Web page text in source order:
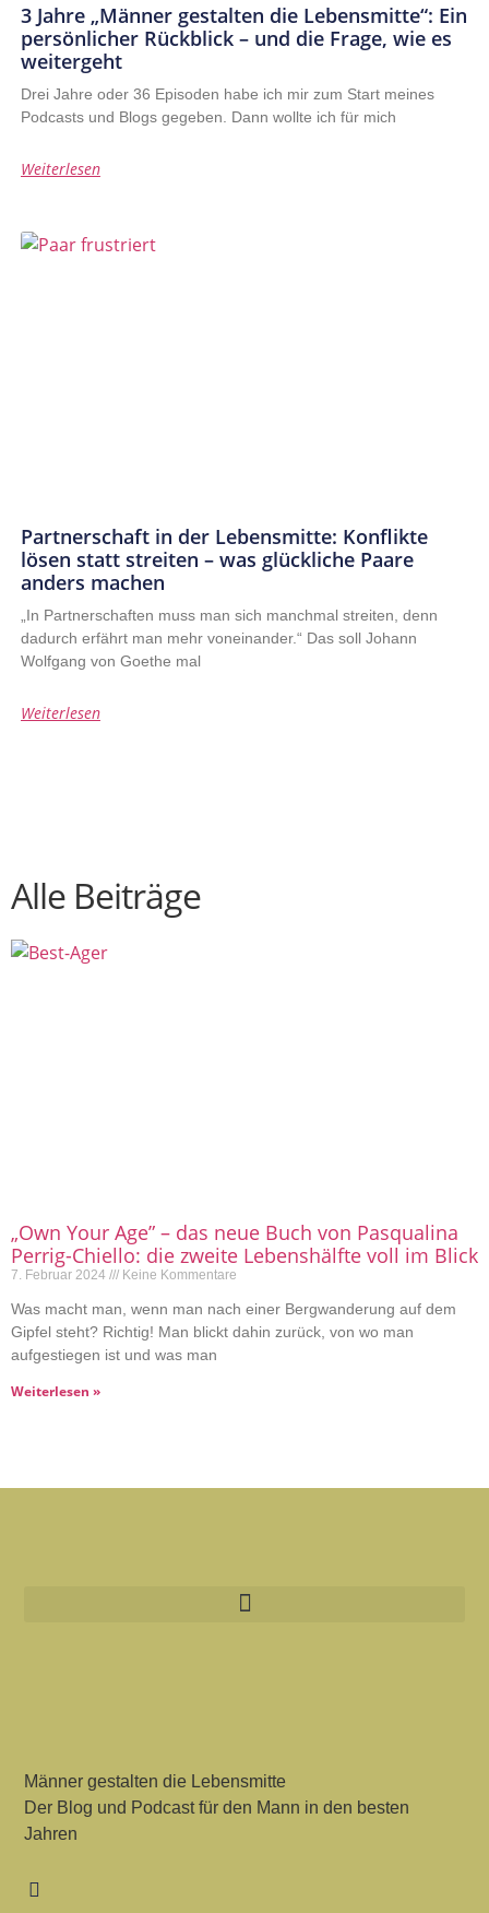
3 Jahre „Männer gestalten die Lebensmitte“: Ein
persönlicher Rückblick – und die Frage, wie es
weitergeht
Drei Jahre oder 36 Episoden habe ich mir zum Start meines
Podcasts und Blogs gegeben. Dann wollte ich für mich
Weiterlesen
Partnerschaft in der Lebensmitte: Konflikte
lösen statt streiten – was glückliche Paare
anders machen
„In Partnerschaften muss man sich manchmal streiten, denn
dadurch erfährt man mehr voneinander.“ Das soll Johann
Wolfgang von Goethe mal
Weiterlesen
Alle Beiträge
„Own Your Age” – das neue Buch von Pasqualina
Perrig-Chiello: die zweite Lebenshälfte voll im Blick
7. Februar 2024 Keine Kommentare
Was macht man, wenn man nach einer Bergwanderung auf dem
Gipfel steht? Richtig! Man blickt dahin zurück, von wo man
aufgestiegen ist und was man
Weiterlesen »
Männer gestalten die Lebensmitte
Der Blog und Podcast für den Mann in den besten
Jahren